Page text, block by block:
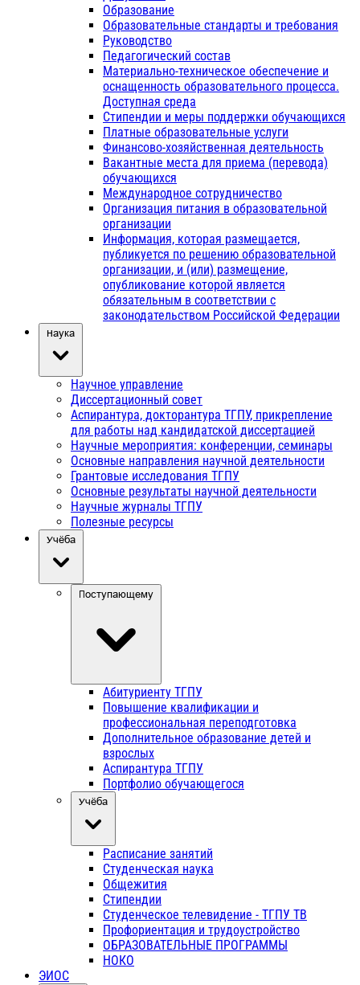
Образование
Образовательные стандарты и требования
Руководство
Педагогический состав
Материально-техническое обеспечение и
оснащенность образовательного процесса.
Доступная среда
Стипендии и меры поддержки обучающихся
Платные образовательные услуги
Финансово-хозяйственная деятельность
Вакантные места для приема (перевода)
обучающихся
Международное сотрудничество
Организация питания в образовательной
организации
Информация, которая размещается,
публикуется по решению образовательной
организации, и (или) размещение,
опубликование которой является
обязательным в соответствии с
законодательством Российской Федерации
Наука
Научное управление
Диссертационный совет
Аспирантура, докторантура ТГПУ, прикрепление
для работы над кандидатской диссертацией
Научные мероприятия: конференции, семинары
Основные направления научной деятельности
Грантовые исследования ТГПУ
Основные результаты научной деятельности
Научные журналы ТГПУ
Полезные ресурсы
Учёба
Поступающему
Абитуриенту ТГПУ
Повышение квалификации и
профессиональная переподготовка
Дополнительное образование детей и
взрослых
Аспирантура ТГПУ
Портфолио обучающегося
Учёба
Расписание занятий
Студенческая наука
Общежития
Стипендии
Студенческое телевидение - ТГПУ ТВ
Профориентация и трудоустройство
ОБРАЗОВАТЕЛЬНЫЕ ПРОГРАММЫ
НОКО
ЭИОС